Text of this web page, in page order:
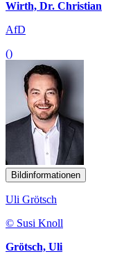
Wirth, Dr. Christian
AfD
()
Bildinformationen
Uli Grötsch
© Susi Knoll
Grötsch, Uli